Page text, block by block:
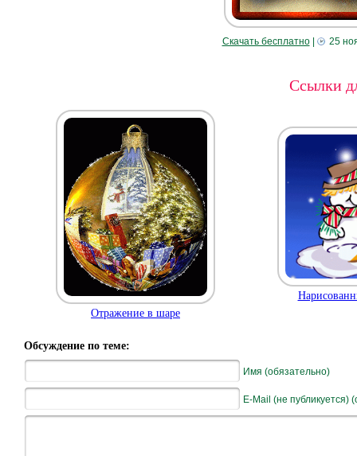
Скачать бесплатно| 25
Ссылки
Отражение в шаре
Обсуждение по теме:
Имя (обязательно)
E-Mail (не публикуется)